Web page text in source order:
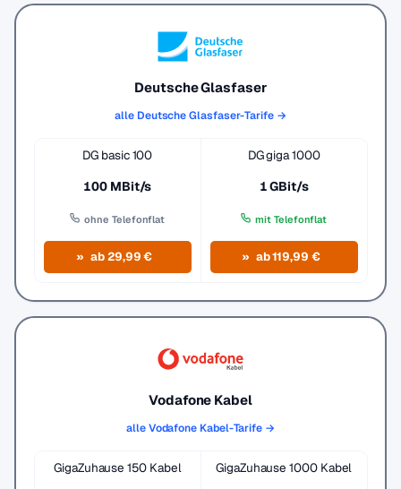
Deutsche Glasfaser
alle Deutsche Glasfaser-Tarife →
DG basic 100
100 MBit/s
ohne Telefonflat
ab 29,99 €
DG giga 1000
1 GBit/s
mit Telefonflat
ab 119,99 €
Vodafone Kabel
alle Vodafone Kabel-Tarife →
GigaZuhause 150 Kabel
GigaZuhause 1000 Kabel